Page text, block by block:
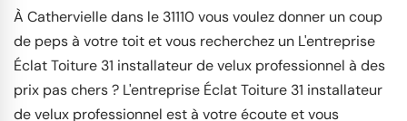
À Cathervielle dans le 31110 vous voulez donner un coup
de peps à votre toit et vous recherchez un L'entreprise
Éclat Toiture 31 installateur de velux professionnel à des
prix pas chers ? L'entreprise Éclat Toiture 31 installateur
de velux professionnel est à votre écoute et vous